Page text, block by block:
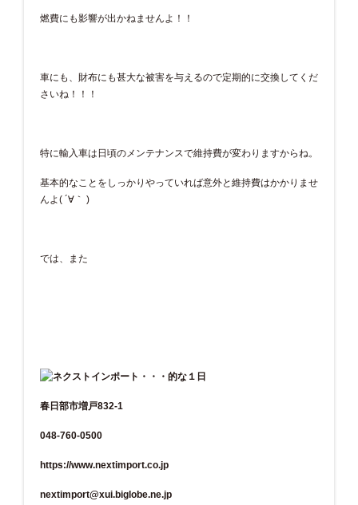
燃費にも影響が出かねませんよ！！
車にも、財布にも甚大な被害を与えるので定期的に交換してくだ
さいね！！！
特に輸入車は日頃のメンテナンスで維持費が変わりますからね。
基本的なことをしっかりやっていれば意外と維持費はかかりませ
んよ( ´∀｀ )
では、また
春日部市増戸832-1
048-760-0500
https://www.nextimport.co.jp
nextimport@xui.biglobe.ne.jp